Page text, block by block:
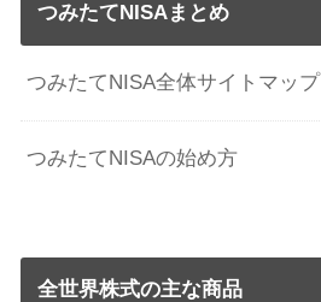
つみたてNISAまとめ
つみたてNISA全体サイトマップ
つみたてNISAの始め方
全世界株式の主な商品